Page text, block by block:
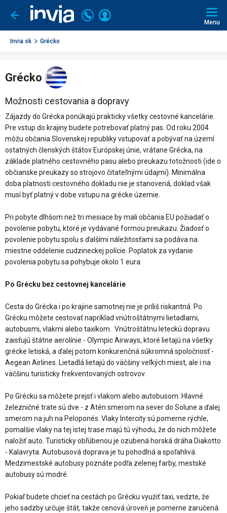
Ísť
späť
Volajte
+421
2
Prihlásiť
Menu
Invia.sk Grécko
Grécko
Možnosti cestovania a dopravy
Zájazdy do Grécka ponúkajú prakticky všetky cestovné kancelárie.
Pre vstup do krajiny budete potrebovať platný pas. Od roku 2004
môžu občania Slovenskej republiky vstupovať a pobývať na území
ostatných členských štátov Európskej únie, vrátane Grécka, na
základe platného cestovného pasu alebo preukazu totožnosti (ide o
občianske preukazy so strojovo čitateľnými údajmi). Minimálna
doba platnosti cestovného dokladu nie je stanovená, doklad však
musí byť platný v dobe vstupu na grécke územie.
Pri pobyte dlhšom než tri mesiace by mali občania EU požiadať o
povolenie pobytu, ktoré je vydávané formou preukazu. Žiadosť o
povolenie pobytu spolu s ďalšími náležitosťami sa podáva na
miestne oddelenie cudzineckej polície. Poplatok za vydanie
povolenia pobytu sa pohybuje okolo 1 eura.
Po Grécku bez cestovnej kancelárie
Cesta do Grécka i po krajine samotnej nie je príliš riskantná. Po
Grécku môžete cestovať napríklad vnútroštátnymi lietadlami,
autobusmi, vlakmi alebo taxíkom. Vnútroštátnu leteckú dopravu
zaisťujú štátne aerolínie - Olympic Airways, ktoré lietajú na všetky
grécke letiská, a ďalej potom konkurenčná súkromná spoločnosť -
Aegean Airlines. Lietadlá lietajú do väčšiny veľkých miest, ale i na
väčšinu turisticky frekventovaných ostrovov.
Po Grécku sa môžete prejsť i vlakom alebo autobusom. Hlavné
železničné trate sú dve - z Atén smerom na sever do Solune a ďalej
smerom na juh na Peloponés. Vlaky Intercity sú pomerne rýchle,
pomalšie vlaky na tej istej trase majú tú výhodu, že do nich môžete
naložiť auto. Turisticky obľúbenou je ozubená horská dráha Diakotto
- Kalavryta. Autobusová doprava je tu pohodlná a spoľahlivá.
Medzimestské autobusy poznáte podľa zelenej farby, mestské
autobusy sú modré.
Pokiaľ budete chcieť na cestách po Grécku využiť taxi, vedzte, že
jeho sadzby určuje štát, takže cenová úroveň je pomerne zaručená.